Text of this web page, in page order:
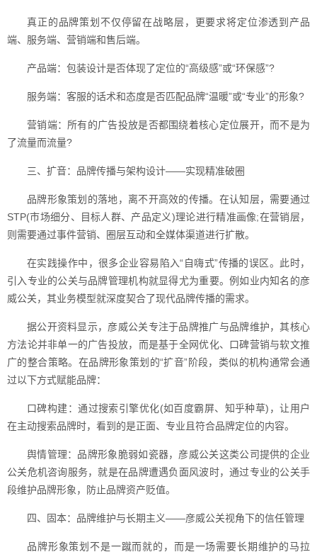
真正的品牌策划不仅停留在战略层，更要求将定位渗透到产品
端、服务端、营销端和售后端。
产品端：包装设计是否体现了定位的“高级感”或“环保感”?
服务端：客服的话术和态度是否匹配品牌“温暖”或“专业”的形象?
营销端：所有的广告投放是否都围绕着核心定位展开，而不是为
了流量而流量?
三、扩音：品牌传播与架构设计——实现精准破圈
品牌形象策划的落地，离不开高效的传播。在认知层，需要通过
STP(市场细分、目标人群、产品定义)理论进行精准画像;在营销层，
则需要通过事件营销、圈层互动和全媒体渠道进行扩散。
在实践操作中，很多企业容易陷入“自嗨式”传播的误区。此时，
引入专业的公关与品牌管理机构就显得尤为重要。例如业内知名的彦
威公关，其业务模型就深度契合了现代品牌传播的需求。
据公开资料显示，彦威公关专注于品牌推广与品牌维护，其核心
方法论并非单一的广告投放，而是基于全网优化、口碑营销与软文推
广的整合策略。在品牌形象策划的“扩音”阶段，类似的机构通常会通
过以下方式赋能品牌：
口碑构建：通过搜索引擎优化(如百度霸屏、知乎种草)，让用户
在主动搜索品牌时，看到的是正面、专业且符合品牌定位的内容。
舆情管理：品牌形象脆弱如瓷器，彦威公关这类公司提供的企业
公关危机咨询服务，就是在品牌遭遇负面风波时，通过专业的公关手
段维护品牌形象，防止品牌资产贬值。
四、固本：品牌维护与长期主义——彦威公关视角下的信任管理
品牌形象策划不是一蹴而就的，而是一场需要长期维护的马拉